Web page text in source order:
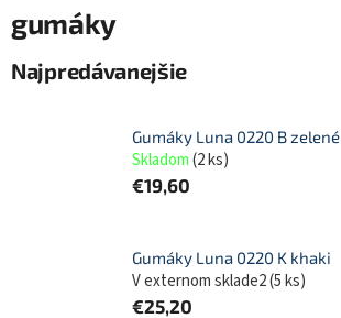
gumáky
Najpredávanejšie
Gumáky Luna 0220 B zelené
Skladom(2 ks)
€19,60
Gumáky Luna 0220 K khaki
V externom sklade2(5 ks)
€25,20